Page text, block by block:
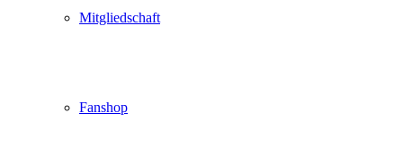
Mitgliedschaft
Fanshop